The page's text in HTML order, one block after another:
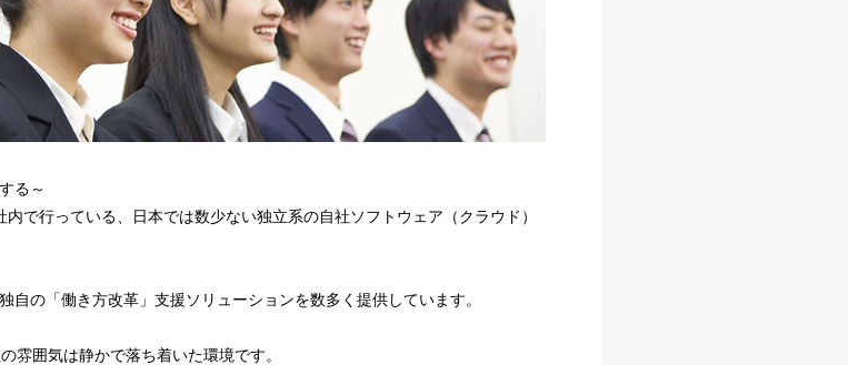
る～
で行っている、日本では数少ない独立系の自社ソフトウェア（クラウド）
の「働き方改革」支援ソリューションを数多く提供しています。
雰囲気は静かで落ち着いた環境です。